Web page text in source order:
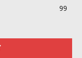
99